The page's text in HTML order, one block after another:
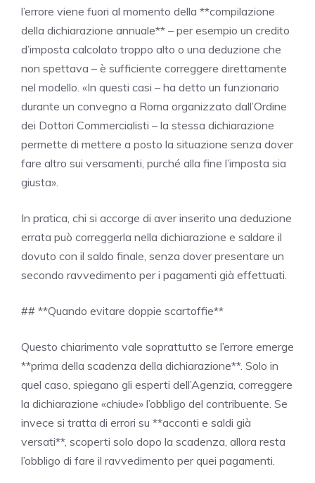
l’errore viene fuori al momento della **compilazione
della dichiarazione annuale** – per esempio un credito
d’imposta calcolato troppo alto o una deduzione che
non spettava – è sufficiente correggere direttamente
nel modello. «In questi casi – ha detto un funzionario
durante un convegno a Roma organizzato dall’Ordine
dei Dottori Commercialisti – la stessa dichiarazione
permette di mettere a posto la situazione senza dover
fare altro sui versamenti, purché alla fine l’imposta sia
giusta».
In pratica, chi si accorge di aver inserito una deduzione
errata può correggerla nella dichiarazione e saldare il
dovuto con il saldo finale, senza dover presentare un
secondo ravvedimento per i pagamenti già effettuati.
## **Quando evitare doppie scartoffie**
Questo chiarimento vale soprattutto se l’errore emerge
**prima della scadenza della dichiarazione**. Solo in
quel caso, spiegano gli esperti dell’Agenzia, correggere
la dichiarazione «chiude» l’obbligo del contribuente. Se
invece si tratta di errori su **acconti e saldi già
versati**, scoperti solo dopo la scadenza, allora resta
l’obbligo di fare il ravvedimento per quei pagamenti.